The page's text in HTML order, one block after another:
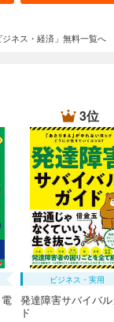
ジネス・経済」無料一覧へ
3位
ビジネス・実用
発達障害サバイバ
ド